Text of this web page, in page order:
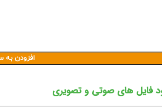
افزودن به
فایل های صوتی و تصویری